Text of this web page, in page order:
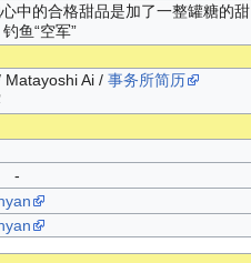
中的合格甜品是加了一整罐糖的甜
鱼“空军”
Matayoshi Ai / 事务所简历
-